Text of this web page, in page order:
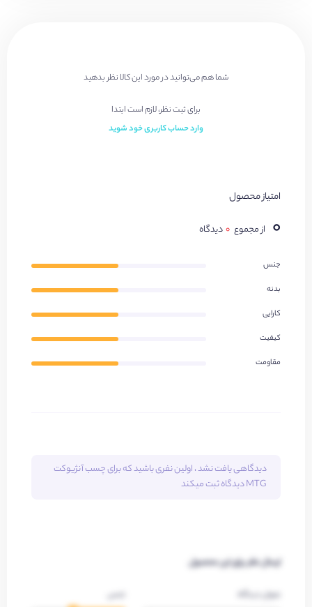
شما هم می‌توانید در مورد این کالا نظر بدهید
برای ثبت نظر، لازم است ابتدا
وارد حساب کاربری خود شوید
امتیاز محصول
۰ از مجموع ۰دیدگاه
جنس
بدنه
کارایی
کیفیت
مقاومت
دیدگاهی یافت نشد ، اولین نفری باشید که برایچسب آنژیوکت
MTGدیدگاه ثبت میکند
ارسال نظر برای این محصول
عنوان دیدگاه